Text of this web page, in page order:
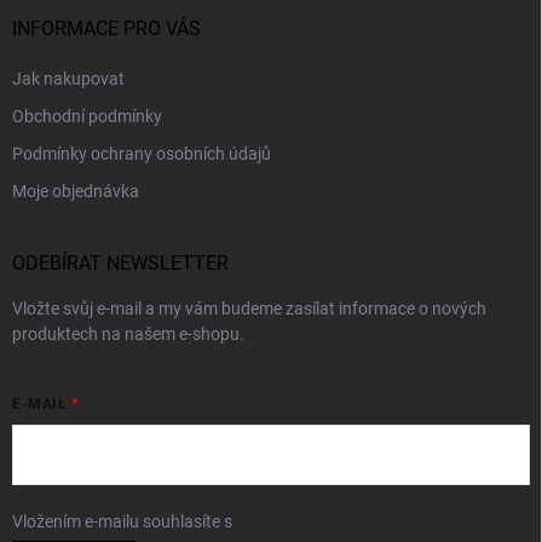
INFORMACE PRO VÁS
Jak nakupovat
Obchodní podmínky
Podmínky ochrany osobních údajů
Moje objednávka
ODEBÍRAT NEWSLETTER
Vložte svůj e-mail a my vám budeme zasílat informace o nových
produktech na našem e-shopu.
E-MAIL
Vložením e-mailu souhlasíte s